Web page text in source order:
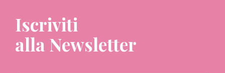
Iscriviti
alla Newsletter